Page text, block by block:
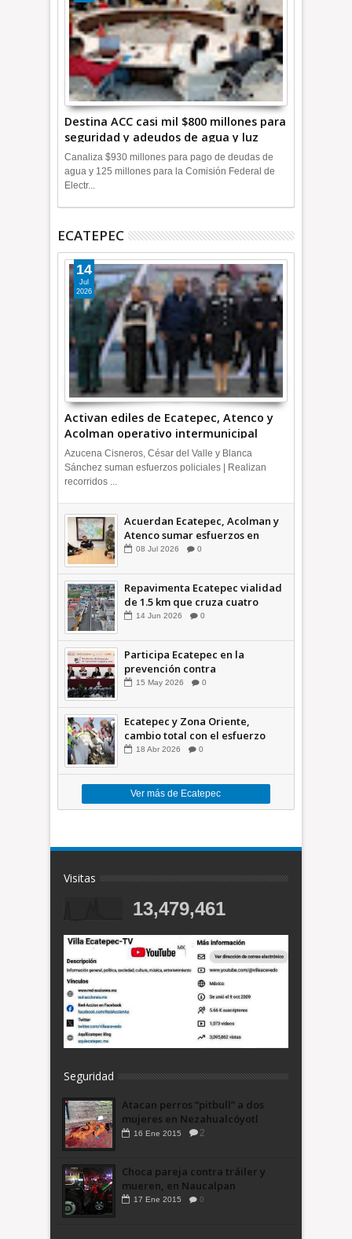
Destina ACC casi mil $800 millones para
seguridad y adeudos de agua y luz
+Video
Canaliza $930 millones para pago de deudas de
agua y 125 millones para la Comisión Federal de
Electr...
ECATEPEC
Activan ediles de Ecatepec, Atenco y
Acolman operativo intermunicipal
14
Jul
2026
Azucena Cisneros, César del Valle y Blanca
Sánchez suman esfuerzos policiales | Realizan
recorridos ...
Acuerdan Ecatepec, Acolman y
Atenco sumar esfuerzos en
seguridad
08 Jul 2026 0
Repavimenta Ecatepec vialidad
de 1.5 km que cruza cuatro
comunidades +Video
14 Jun 2026 0
Participa Ecatepec en la
prevención contra
inundaciones en el Valle de
15 May 2026 0
Ecatepec y Zona Oriente,
cambio total con el esfuerzo
conjunto: Azucena; retiran 21
18 Abr 2026 0
Ver más de Ecatepec
Visitas
13,479,461
Seguridad
Atacan perros “pitbull” a dos
mujeres en Nezahualcóyotl
16 Ene 2015 2
Choca pareja contra tráiler y
mueren, en Naucalpan
17 Ene 2015 0